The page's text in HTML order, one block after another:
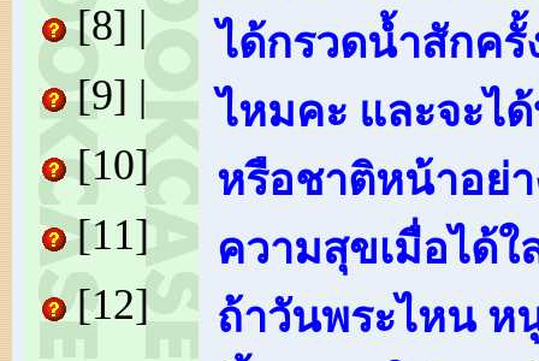
[8] |
[9] |
[10]
[11]
[12]
ได้กรวดน้ำสักครั้
ไหมคะ และจะไ
หรือชาติหน้าอย่
ความสุขเมื่อได้
ถ้าวันพระไหน ห